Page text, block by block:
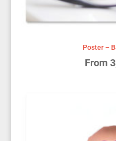
Poster –
From